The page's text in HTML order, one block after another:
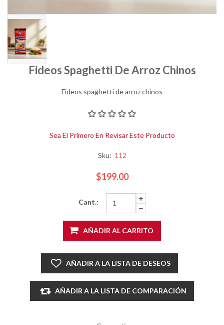
Fideos Spaghetti De Arroz Chinos
Fideos spaghetti de arroz chinos
Sea El Primero En Revisar Este Producto
Sku: 112
$199.00
Cant.:
AÑADIR AL CARRITO
AÑADIR A LA LISTA DE DESEOS
AÑADIR A LA LISTA DE COMPARACIÓN